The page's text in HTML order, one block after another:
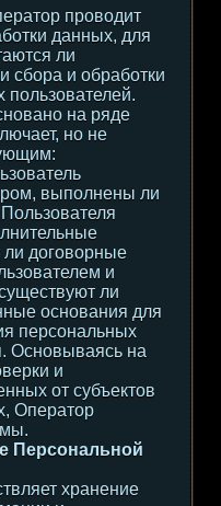
проводит
данных, для
ли
сбора и обработки
на ряде
но не
выполнены ли
ли договорные
и
ли
основания для
персональных
Основываясь на
и
от субъектов
Оператор
Персональной
хранение